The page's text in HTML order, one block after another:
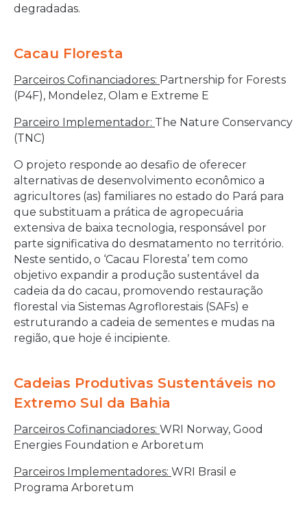
degradadas.
Cacau Floresta
Parceiros Cofinanciadores: Partnership for Forests
(P4F), Mondelez, Olam e Extreme E
Parceiro Implementador: The Nature Conservancy
(TNC)
O projeto responde ao desafio de oferecer
alternativas de desenvolvimento econômico a
agricultores (as) familiares no estado do Pará para
que substituam a prática de agropecuária
extensiva de baixa tecnologia, responsável por
parte significativa do desmatamento no território.
Neste sentido, o ‘Cacau Floresta’ tem como
objetivo expandir a produção sustentável da
cadeia da do cacau, promovendo restauração
florestal via Sistemas Agroflorestais (SAFs) e
estruturando a cadeia de sementes e mudas na
região, que hoje é incipiente.
Cadeias Produtivas Sustentáveis no
Extremo Sul da Bahia
Parceiros Cofinanciadores: WRI Norway, Good
Energies Foundation e Arboretum
Parceiros Implementadores: WRI Brasil e
Programa Arboretum